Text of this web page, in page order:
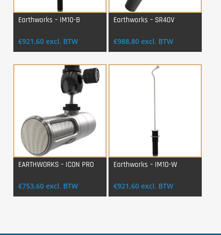
Earthworks – IM10-B
€921,60 excl. BTW
Earthworks – SR40V
€988,80 excl. BTW
EARTHWORKS – ICON PRO
€753,60 excl. BTW
Earthworks – IM10-W
€921,60 excl. BTW